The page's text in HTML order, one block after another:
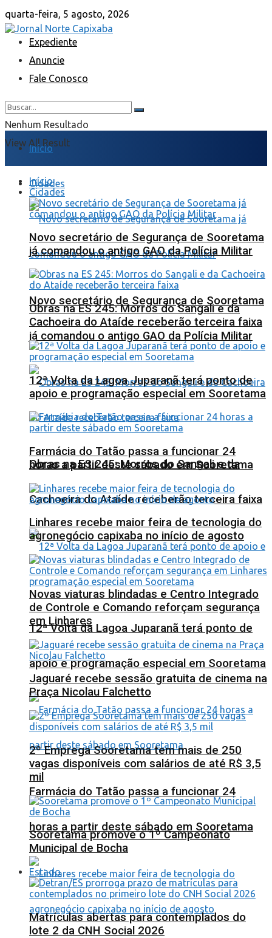
quarta-feira, 5 agosto, 2026
Expediente
Anuncie
Fale Conosco
Nenhum Resultado
View All Result
Início
Cidades
Novo secretário de Segurança de Sooretama
já comandou o antigo GAO da Polícia Militar
Obras na ES 245: Morros do Sangali e da
Cachoeira do Ataíde receberão terceira faixa
12ª Volta da Lagoa Juparanã terá ponto de
apoio e programação especial em Sooretama
Farmácia do Tatão passa a funcionar 24
horas a partir deste sábado em Sooretama
Início
Cidades
Novo secretário de Segurança de Sooretama
já comandou o antigo GAO da Polícia Militar
Obras na ES 245: Morros do Sangali e da
Cachoeira do Ataíde receberão terceira faixa
12ª Volta da Lagoa Juparanã terá ponto de
apoio e programação especial em Sooretama
Farmácia do Tatão passa a funcionar 24
horas a partir deste sábado em Sooretama
Linhares recebe maior feira de tecnologia do
agronegócio capixaba no início de agosto
Novas viaturas blindadas e Centro Integrado
de Controle e Comando reforçam segurança
em Linhares
Jaguaré recebe sessão gratuita de cinema na
Praça Nicolau Falchetto
2º Emprega Sooretama tem mais de 250
vagas disponíveis com salários de até R$ 3,5
mil
Sooretama promove o 1º Campeonato
Municipal de Bocha
Estado
Matrículas abertas para contemplados do
lote 2 da CNH Social 2026